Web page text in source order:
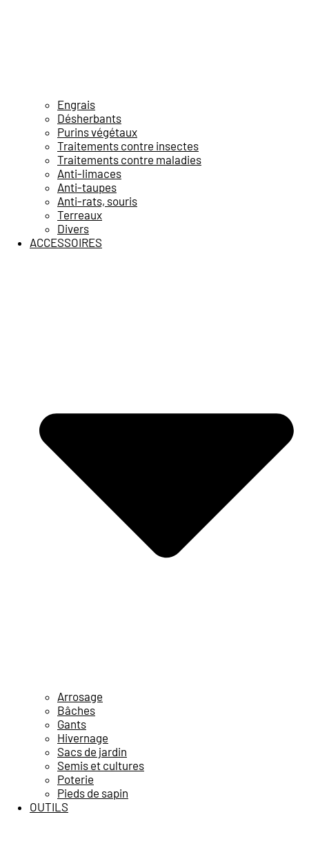
Engrais
Désherbants
Purins végétaux
Traitements contre insectes
Traitements contre maladies
Anti-limaces
Anti-taupes
Anti-rats, souris
Terreaux
Divers
ACCESSOIRES
Arrosage
Bâches
Gants
Hivernage
Sacs de jardin
Semis et cultures
Poterie
Pieds de sapin
OUTILS